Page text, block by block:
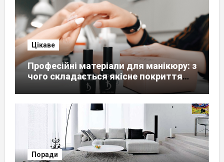
Цікаве
Професійні матеріали для манікюру: з
чого складається якісне покриття
Поради